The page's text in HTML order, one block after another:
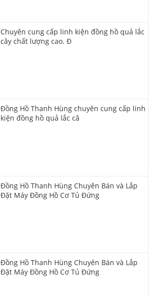
Chuyên cung cấp linh kiện đồng hồ quả lắc
cây chất lượng cao. Đ
Đồng Hồ Thanh Hùng chuyên cung cấp linh
kiện đồng hồ quả lắc câ
Đồng Hồ Thanh Hùng Chuyên Bán và Lắp
Đặt Máy Đồng Hồ Cơ Tủ Đứng
Đồng Hồ Thanh Hùng Chuyên Bán và Lắp
Đặt Máy Đồng Hồ Cơ Tủ Đứng